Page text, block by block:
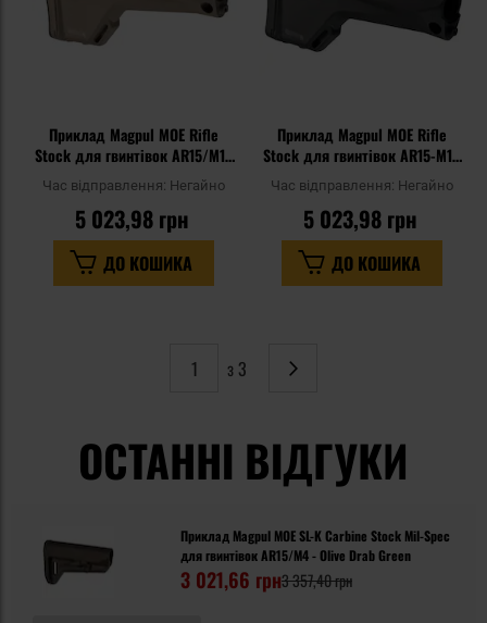
Приклад Magpul MOE Rifle
Stock для гвинтівок AR15/M16
- Flat Dark Earth
Час відправлення: Негайно
5 023,98 грн
ДО КОШИКА
Приклад Magpul MOE Rifle
Stock для гвинтівок AR15-M16
Час відправлення: Негайно
5 023,98 грн
ДО КОШИКА
з 3
Сторінка
Наступне
ОСТАННІ ВІДГУКИ
Приклад Magpul MOE SL-K Carbine Stock Mil-Spec
для гвинтівок AR15/M4 - Olive Drab Green
3 021,66 грн3 357,40 грн